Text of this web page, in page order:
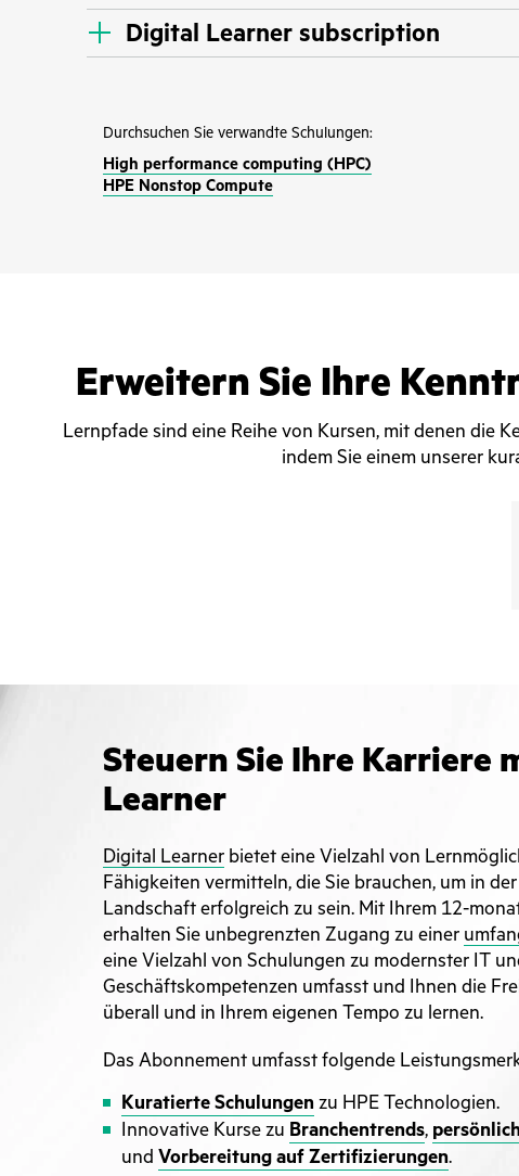
Digital Learner subscription
Durchsuchen Sie verwandte Schulungen:
High performance computing (HPC)
HPE Nonstop Compute
Erweitern Sie Ihre
Lernpfade sind eine Reihe von Kursen, mit denen die
indem Sie einem unserer
Steuern Sie Ihre Karriere
Learner
Digital Learner bietet eine Vielzahl von
Fähigkeiten vermitteln, die Sie brauchen, um in
Landschaft erfolgreich zu sein. Mit Ihrem 12-
erhalten Sie unbegrenzten Zugang zu einer
eine Vielzahl von Schulungen zu modernster IT
Geschäftskompetenzen umfasst und Ihnen die
überall und in Ihrem eigenen Tempo zu lernen.
Das Abonnement umfasst folgende
Kuratierte Schulungen zu HPE Technologien.
Innovative Kurse zu Branchentrends,
und Vorbereitung auf Zertifizierungen.